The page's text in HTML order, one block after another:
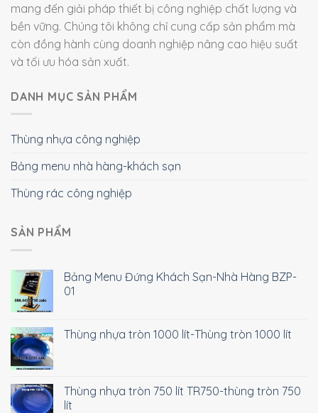
mang đến giải pháp thiết bị công nghiệp chất lượng và
bền vững. Chúng tôi không chỉ cung cấp sản phẩm mà
còn đồng hành cùng doanh nghiệp nâng cao hiệu suất
và tối ưu hóa sản xuất.
DANH MỤC SẢN PHẨM
Thùng nhựa công nghiệp
Bảng menu nhà hàng-khách sạn
Thùng rác công nghiệp
SẢN PHẨM
Bảng Menu Đứng Khách Sạn-Nhà Hàng BZP-
01
Thùng nhựa tròn 1000 lít-Thùng tròn 1000 lít
Thùng nhựa tròn 750 lít TR750-thùng tròn 750
lít